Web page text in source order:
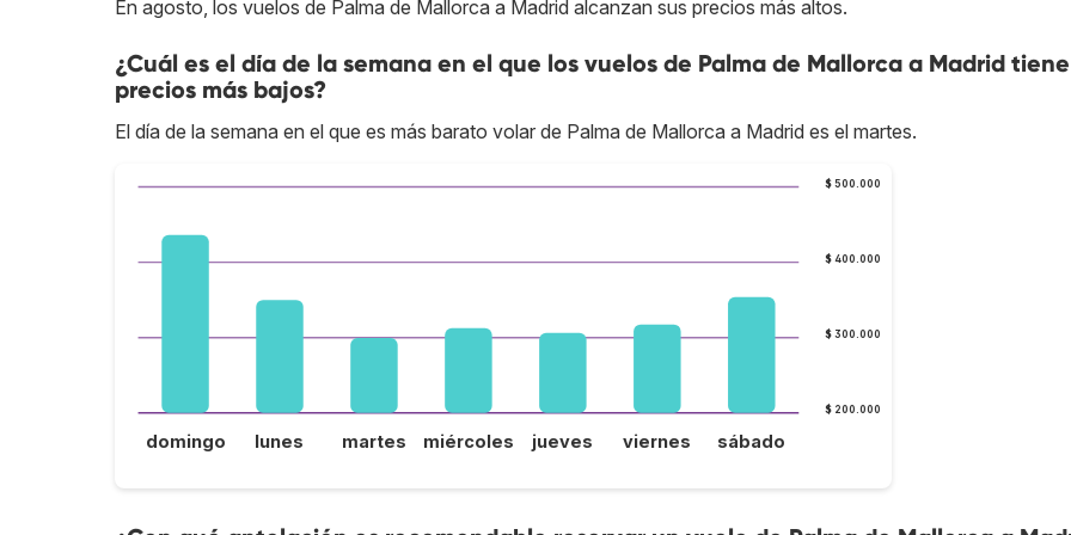
En agosto, los vuelos de Palma de Mallorca a Madrid alcanzan sus precios más altos.
¿Cuál es el día de la semana en el que los vuelos de Palma de Mallorca a Madrid
precios más bajos?
El día de la semana en el que es más barato volar de Palma de Mallorca a Madrid es el martes.
$ 200.000
$ 300.000
$ 400.000
$ 500.000
domingo lunes martes miércoles jueves viernes sábado